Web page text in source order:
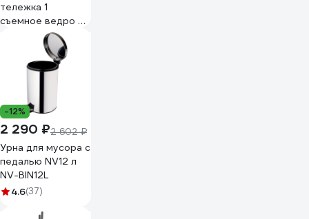
тележка 1
съемное ведро 25
л, с корзиной, с
отжимом, база
хром Gigant GCC-
-12%
2 290 ₽2 602 ₽
Урна для мусора с
педалью NV12 л
NV-BIN12L
4.6(37)